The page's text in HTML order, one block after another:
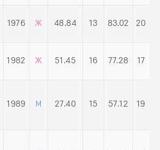
1976 Ж 48.84 13 83.02 20
1982 Ж 51.45 16 77.28 17
1989 М 27.40 15 57.12 19